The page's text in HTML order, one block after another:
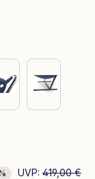
UVP: 419,00 €